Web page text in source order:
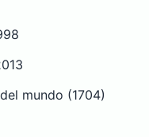
mundo (1704)